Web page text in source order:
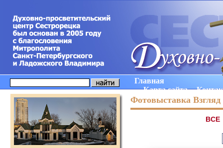
Главная
Карта сайта
Фотовыставка Взгляд
ВCE